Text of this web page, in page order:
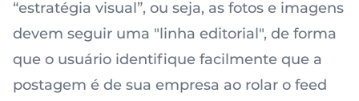
“estratégia visual”, ou seja, as fotos e imagens
devem seguir uma "linha editorial", de forma
que o usuário identifique facilmente que a
postagem é de sua empresa ao rolar o feed